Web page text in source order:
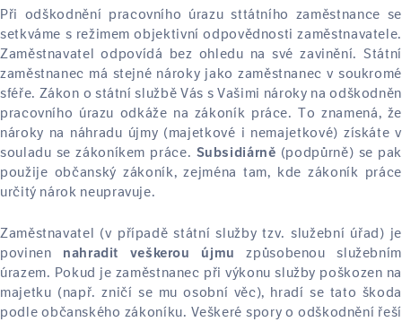
Při odškodnění pracovního úrazu sttátního zaměstnance se
setkváme s režimem objektivní odpovědnosti zaměstnavatele.
Zaměstnavatel odpovídá bez ohledu na své zavinění. Státní
zaměstnanec má stejné nároky jako zaměstnanec v soukromé
sféře. Zákon o státní službě Vás s Vašimi nároky na odškodněn
pracovního úrazu odkáže na zákoník práce. To znamená, že
nároky na náhradu újmy (majetkové i nemajetkové) získáte v
souladu se zákoníkem práce. Subsidiárně (podpůrně) se pak
použije občanský zákoník, zejména tam, kde zákoník práce
určitý nárok neupravuje.
Zaměstnavatel (v případě státní služby tzv. služební úřad) je
povinen
nahradit veškerou újmu
způsobenou služebním
úrazem. Pokud je zaměstnanec při výkonu služby poškozen na
majetku (např. zničí se mu osobní věc), hradí se tato škoda
podle občanského zákoníku. Veškeré spory o odškodnění řeší